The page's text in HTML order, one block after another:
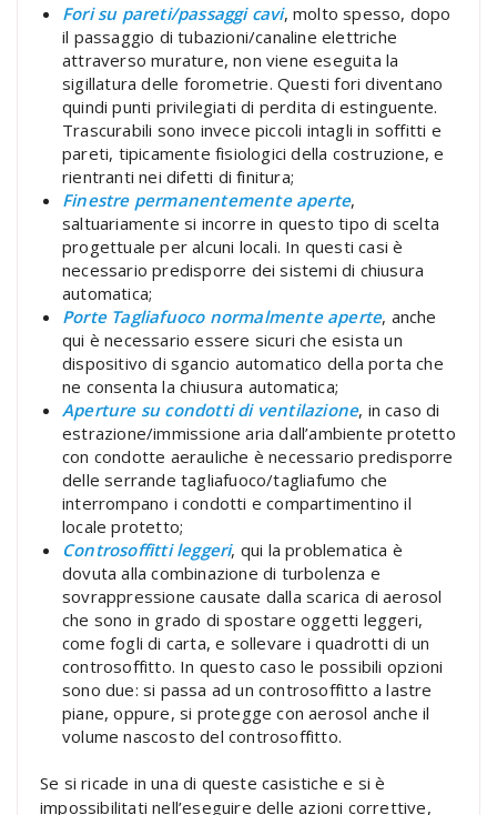
Fori su pareti/passaggi cavi, molto spesso, dopo
il passaggio di tubazioni/canaline elettriche
attraverso murature, non viene eseguita la
sigillatura delle forometrie. Questi fori diventano
quindi punti privilegiati di perdita di estinguente.
Trascurabili sono invece piccoli intagli in soffitti e
pareti, tipicamente fisiologici della costruzione, e
rientranti nei difetti di finitura;
Finestre permanentemente aperte,
saltuariamente si incorre in questo tipo di scelta
progettuale per alcuni locali. In questi casi è
necessario predisporre dei sistemi di chiusura
automatica;
Porte Tagliafuoco normalmente aperte, anche
qui è necessario essere sicuri che esista un
dispositivo di sgancio automatico della porta che
ne consenta la chiusura automatica;
Aperture su condotti di ventilazione, in caso di
estrazione/immissione aria dall’ambiente protetto
con condotte aerauliche è necessario predisporre
delle serrande tagliafuoco/tagliafumo che
interrompano i condotti e compartimentino il
locale protetto;
Controsoffitti leggeri, qui la problematica è
dovuta alla combinazione di turbolenza e
sovrappressione causate dalla scarica di aerosol
che sono in grado di spostare oggetti leggeri,
come fogli di carta, e sollevare i quadrotti di un
controsoffitto. In questo caso le possibili opzioni
sono due: si passa ad un controsoffitto a lastre
piane, oppure, si protegge con aerosol anche il
volume nascosto del controsoffitto.
Se si ricade in una di queste casistiche e si è
impossibilitati nell’eseguire delle azioni correttive,